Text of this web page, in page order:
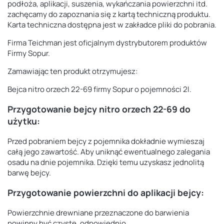
podłoża, aplikacji, suszenia, wykańczania powierzchni itd.
zachęcamy do zapoznania się z kartą techniczną produktu.
Karta techniczna dostępna jest w zakładce pliki do pobrania.
Firma Teichman jest oficjalnym dystrybutorem produktów
Firmy Sopur.
Zamawiając ten produkt otrzymujesz:
Bejca nitro orzech 22-69 firmy Sopur o pojemności 2l.
Przygotowanie bejcy nitro orzech 22-69 do
użytku:
Przed pobraniem bejcy z pojemnika dokładnie wymieszaj
całą jego zawartość. Aby uniknąć ewentualnego zalegania
osadu na dnie pojemnika. Dzięki temu uzyskasz jednolitą
barwę bejcy.
Przygotowanie powierzchni do aplikacji bejcy:
Powierzchnie drewniane przeznaczone do barwienia